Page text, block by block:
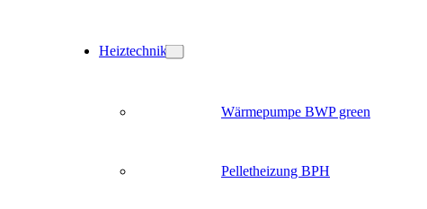
Heiztechnik
Wärmepumpe BWP green
Pelletheizung BPH